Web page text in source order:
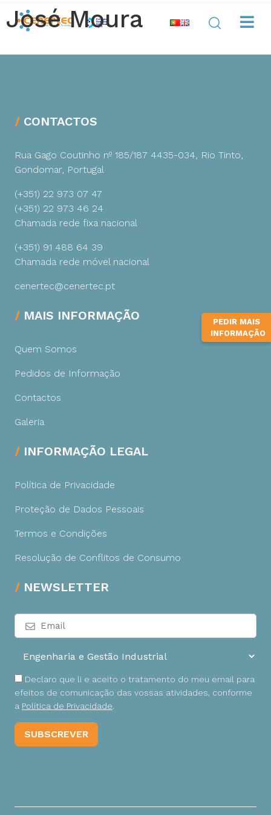
PEDIR MAIS
INFORMAÇÃO
José Moura
CONTACTOS
Rua Gago Coutinho nº 185/187 4435-034, Rio Tinto,
Gondomar, Portugal
(+351) 22 973 07 47
(+351) 22 973 46 24
Chamada rede fixa nacional
(+351) 91 488 64 39
Chamada rede móvel nacional
cenertec@cenertec.pt
MAIS INFORMAÇÃO
Quem Somos
Pedidos de Informação
Contactos
Galeria
INFORMAÇÃO LEGAL
Política de Privacidade
Proteção de Dados Pessoais
Termos e Condições
Resolução de Conflitos de Consumo
NEWSLETTER
Declaro que li e aceito o tratamento do meu email para
efeitos de comunicação das vossas atividades, conforme
a Política de Privacidade